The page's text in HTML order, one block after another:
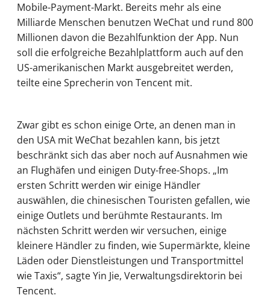
Mobile-Payment-Markt. Bereits mehr als eine
Milliarde Menschen benutzen WeChat und rund 800
Millionen davon die Bezahlfunktion der App. Nun
soll die erfolgreiche Bezahlplattform auch auf den
US-amerikanischen Markt ausgebreitet werden,
teilte eine Sprecherin von Tencent mit.
Zwar gibt es schon einige Orte, an denen man in
den USA mit WeChat bezahlen kann, bis jetzt
beschränkt sich das aber noch auf Ausnahmen wie
an Flughäfen und einigen Duty-free-Shops. „Im
ersten Schritt werden wir einige Händler
auswählen, die chinesischen Touristen gefallen, wie
einige Outlets und berühmte Restaurants. Im
nächsten Schritt werden wir versuchen, einige
kleinere Händler zu finden, wie Supermärkte, kleine
Läden oder Dienstleistungen und Transportmittel
wie Taxis“, sagte Yin Jie, Verwaltungsdirektorin bei
Tencent.